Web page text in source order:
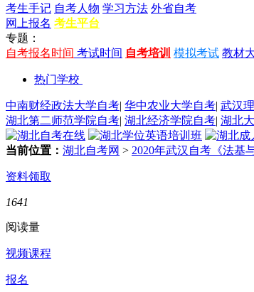
考生手记 自考人物 学习方法 外省自考
网上报名 考生平台
专题：
自考报名时间 考试时间 自考培训 模拟考试 教材
热门学校
中南财经政法大学自考| 华中农业大学自考| 武汉
湖北第二师范学院自考| 湖北经济学院自考| 湖北
当前位置： 湖北自考网 > 2020年武汉自考《法基
资料领取
1641
阅读量
视频课程
报名